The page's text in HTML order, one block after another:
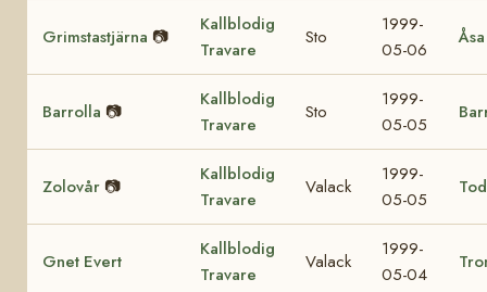
Grimstastjärna 📷
Kallblodig
Travare
Sto
1999-
05-06
Barrolla 📷
Kallblodig
Travare
Sto
1999-
05-05
Zolovår 📷
Kallblodig
Travare
Valack
1999-
05-05
Gnet Evert
Kallblodig
Travare
Valack
1999-
05-04